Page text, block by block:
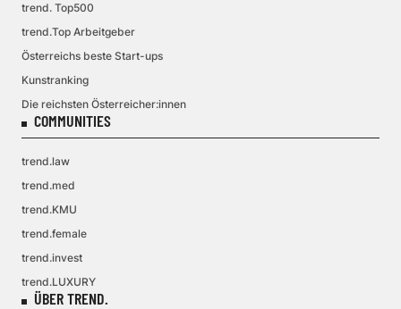
trend. Top500
trend.Top Arbeitgeber
Österreichs beste Start-ups
Kunstranking
Die reichsten Österreicher:innen
COMMUNITIES
trend.law
trend.med
trend.KMU
trend.female
trend.invest
trend.LUXURY
ÜBER TREND.